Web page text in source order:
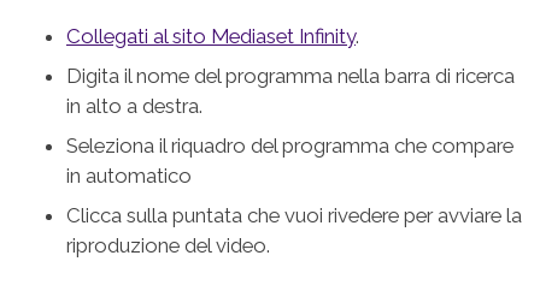
Collegati al sito Mediaset Infinity.
Digita il nome del programma nella barra di ricerca
in alto a destra.
Seleziona il riquadro del programma che compare
in automatico
Clicca sulla puntata che vuoi rivedere per avviare la
riproduzione del video.